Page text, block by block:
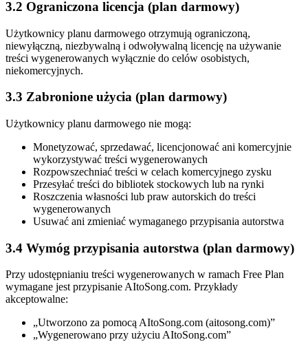
3.2 Ograniczona licencja (plan darmowy)
Użytkownicy planu darmowego otrzymują ograniczoną,
niewyłączną, niezbywalną i odwoływalną licencję na używanie
treści wygenerowanych wyłącznie do celów osobistych,
niekomercyjnych.
3.3 Zabronione użycia (plan darmowy)
Użytkownicy planu darmowego nie mogą:
Monetyzować, sprzedawać, licencjonować ani komercyjnie
wykorzystywać treści wygenerowanych
Rozpowszechniać treści w celach komercyjnego zysku
Przesyłać treści do bibliotek stockowych lub na rynki
Roszczenia własności lub praw autorskich do treści
wygenerowanych
Usuwać ani zmieniać wymaganego przypisania autorstwa
3.4 Wymóg przypisania autorstwa (plan darmowy)
Przy udostępnianiu treści wygenerowanych w ramach Free Plan
wymagane jest przypisanie AItoSong.com. Przykłady
akceptowalne:
„Utworzono za pomocą AItoSong.com (aitosong.com)”
„Wygenerowano przy użyciu AItoSong.com”